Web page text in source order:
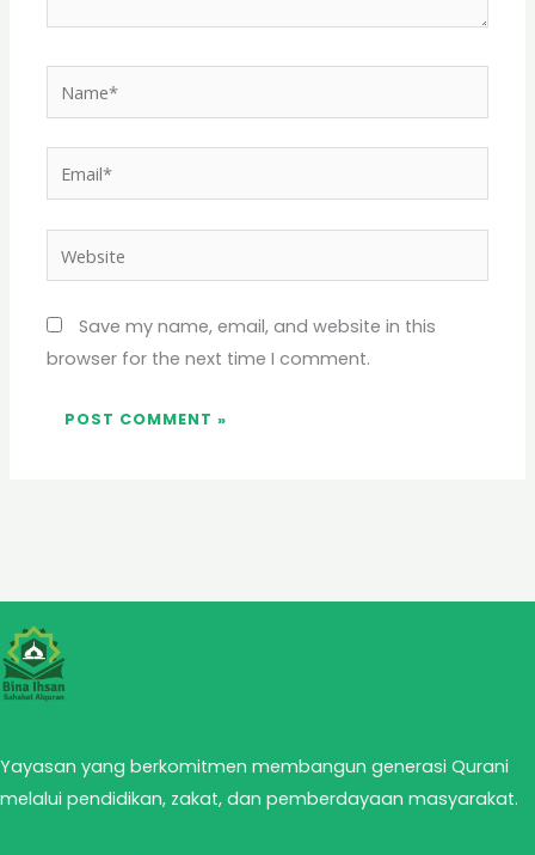
Email*
Save my name, email, and website in this
browser for the next time I comment.
Yayasan yang berkomitmen membangun generasi Qurani
melalui pendidikan, zakat, dan pemberdayaan masyarakat.